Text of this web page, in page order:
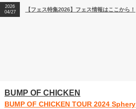
2026
04/27
【フェス特集2026】フェス情報はここから！
BUMP OF CHICKEN
BUMP OF CHICKEN TOUR 2024 Sphery